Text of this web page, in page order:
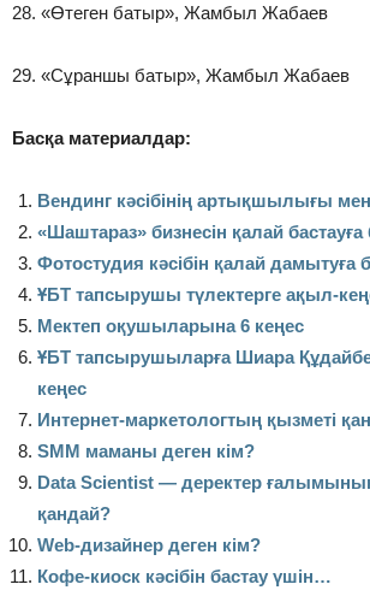
28. «Өтеген батыр», Жамбыл Жабаев
29. «Сұраншы батыр», Жамбыл Жабаев
Басқа материалдар:
Вендинг кәсібінің артықшылығы мен
«Шаштараз» бизнесін қалай
Фотостудия кәсібін қалай дамытуға
ҰБТ тапсырушы түлектерге ақыл-
Мектеп оқушыларына 6 кеңес
ҰБТ тапсырушыларға Шиара
кеңес
Интернет-маркетологтың қызметі
SMM маманы деген кім?
Data Scientist — деректер
қандай?
Web-дизайнер деген кім?
Кофе-киоск кәсібін бастау үшін…